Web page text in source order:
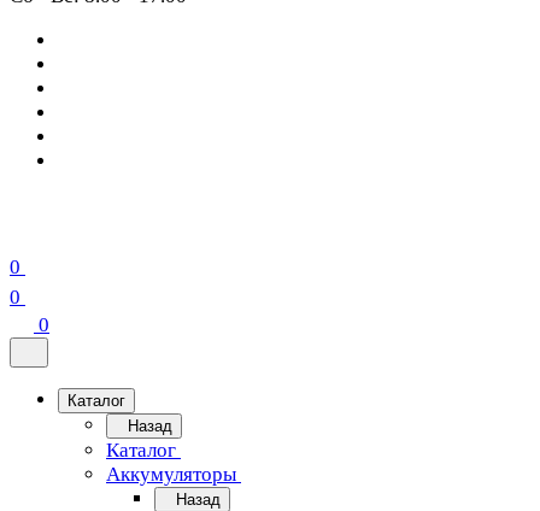
0
0
0
Каталог
Назад
Каталог
Аккумуляторы
Назад